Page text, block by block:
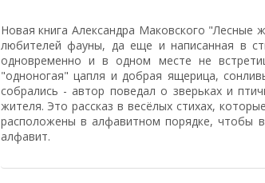
Новая книга Александра Маковского "Лесные
любителей фауны, да еще и написанная в
одновременно и в одном месте не
"одноногая" цапля и добрая ящерица,
собрались - автор поведал о зверьках и
жителя. Это рассказ в весёлых стихах,
расположены в алфавитном порядке, чтобы
алфавит.